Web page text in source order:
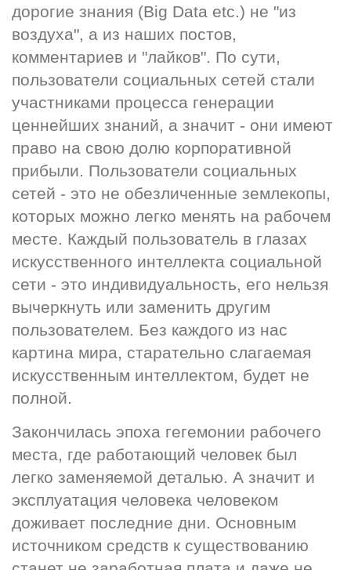
дорогие знания (Big Data etc.) не "из
воздуха", а из наших постов,
комментариев и "лайков". По сути,
пользователи социальных сетей стали
участниками процесса генерации
ценнейших знаний, а значит - они имеют
право на свою долю корпоративной
прибыли. Пользователи социальных
сетей - это не обезличенные землекопы,
которых можно легко менять на рабочем
месте. Каждый пользователь в глазах
искусственного интеллекта социальной
сети - это индивидуальность, его нельзя
вычеркнуть или заменить другим
пользователем. Без каждого из нас
картина мира, старательно слагаемая
искусственным интеллектом, будет не
полной.
Закончилась эпоха гегемонии рабочего
места, где работающий человек был
легко заменяемой деталью. А значит и
эксплуатация человека человеком
доживает последние дни. Основным
источником средств к существованию